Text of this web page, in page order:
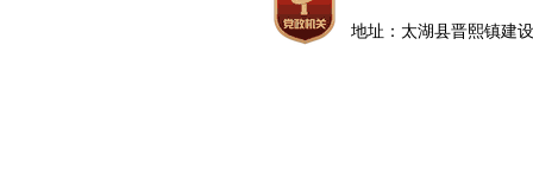
地址：太湖县晋熙镇建